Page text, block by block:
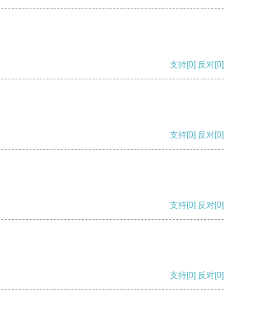
支持[0] 反对[0]
支持[0] 反对[0]
支持[0] 反对[0]
支持[0] 反对[0]